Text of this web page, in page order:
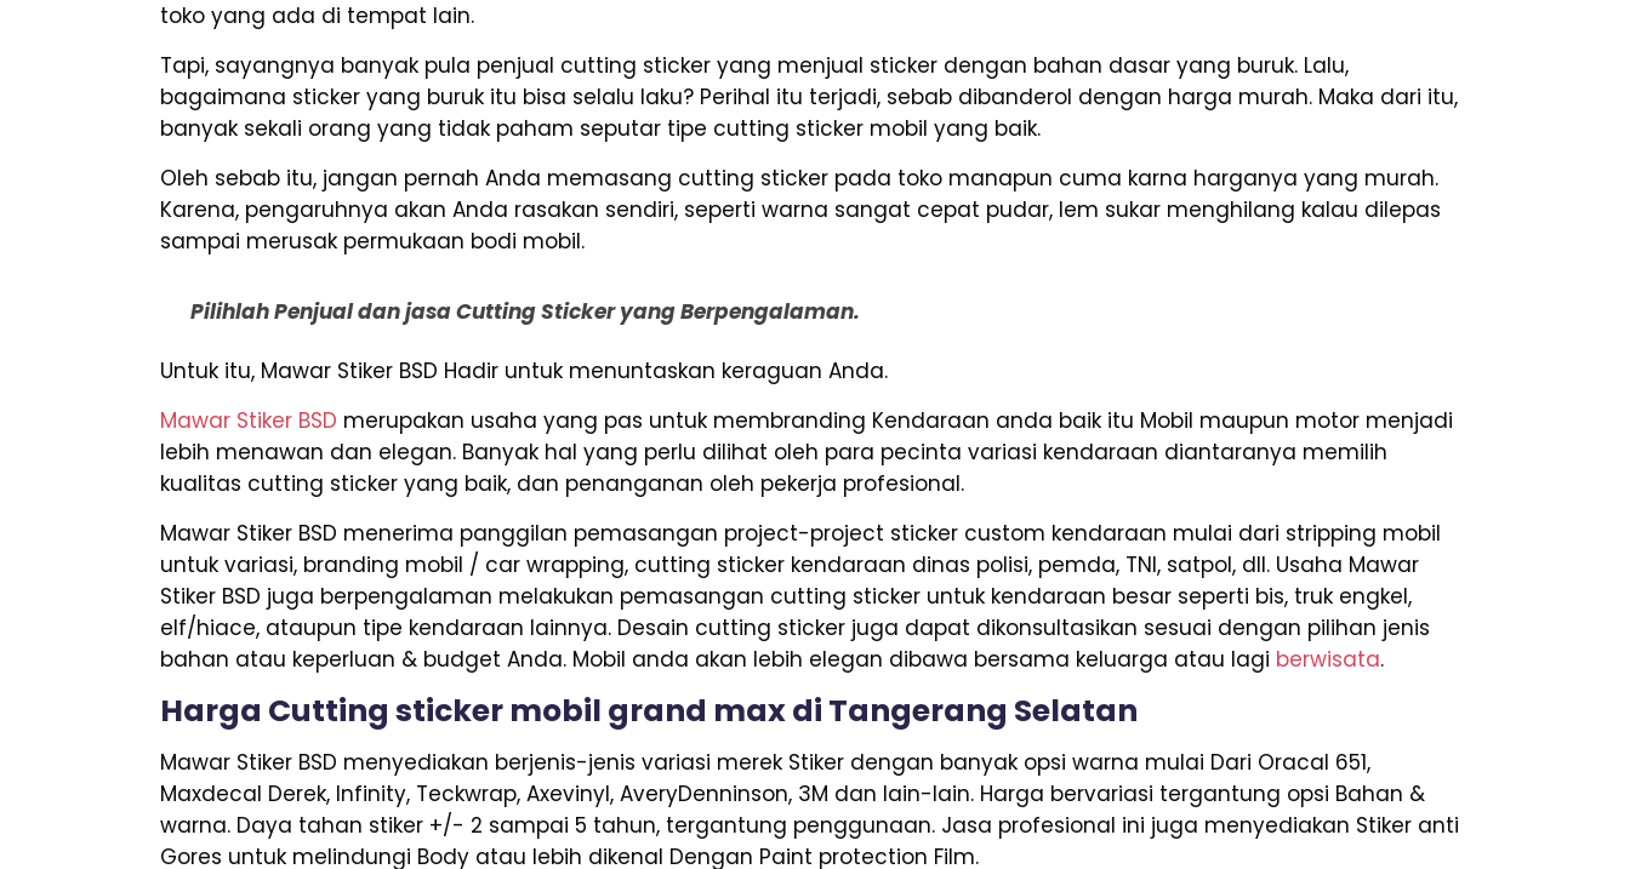
toko yang ada di tempat lain.
Tapi, sayangnya banyak pula penjual cutting sticker yang menjual sticker dengan bahan dasar yang buruk. Lalu,
bagaimana sticker yang buruk itu bisa selalu laku? Perihal itu terjadi, sebab dibanderol dengan harga murah. Maka dari itu,
banyak sekali orang yang tidak paham seputar tipe cutting sticker mobil yang baik.
Oleh sebab itu, jangan pernah Anda memasang cutting sticker pada toko manapun cuma karna harganya yang murah.
Karena, pengaruhnya akan Anda rasakan sendiri, seperti warna sangat cepat pudar, lem sukar menghilang kalau dilepas
sampai merusak permukaan bodi mobil.
Pilihlah Penjual dan jasa Cutting Sticker yang Berpengalaman.
Untuk itu, Mawar Stiker BSD Hadir untuk menuntaskan keraguan Anda.
Mawar Stiker BSD merupakan usaha yang pas untuk membranding Kendaraan anda baik itu Mobil maupun motor menjadi
lebih menawan dan elegan. Banyak hal yang perlu dilihat oleh para pecinta variasi kendaraan diantaranya memilih
kualitas cutting sticker yang baik, dan penanganan oleh pekerja profesional.
Mawar Stiker BSD menerima panggilan pemasangan project-project sticker custom kendaraan mulai dari stripping mobil
untuk variasi, branding mobil / car wrapping, cutting sticker kendaraan dinas polisi, pemda, TNI, satpol, dll. Usaha Mawar
Stiker BSD juga berpengalaman melakukan pemasangan cutting sticker untuk kendaraan besar seperti bis, truk engkel,
elf/hiace, ataupun tipe kendaraan lainnya. Desain cutting sticker juga dapat dikonsultasikan sesuai dengan pilihan jenis
bahan atau keperluan & budget Anda. Mobil anda akan lebih elegan dibawa bersama keluarga atau lagi berwisata.
Harga Cutting sticker mobil grand max di Tangerang Selatan
Mawar Stiker BSD menyediakan berjenis-jenis variasi merek Stiker dengan banyak opsi warna mulai Dari Oracal 651,
Maxdecal Derek, Infinity, Teckwrap, Axevinyl, AveryDenninson, 3M dan lain-lain. Harga bervariasi tergantung opsi Bahan &
warna. Daya tahan stiker +/- 2 sampai 5 tahun, tergantung penggunaan. Jasa profesional ini juga menyediakan Stiker anti
Gores untuk melindungi Body atau lebih dikenal Dengan Paint protection Film.